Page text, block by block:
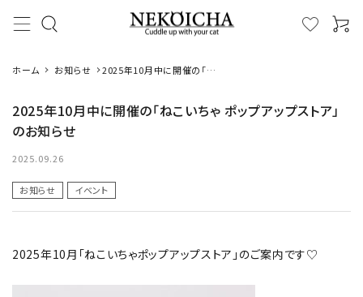
カテゴリーから探す
ハンドケア
ホーム お知らせ
2025年10月中に開催の「ね
2025年10月中に開催の「ねこいちゃ ポップアップストア」
のお知らせ
2025.09.26
お知らせ イベント
2025年10月「ねこいちゃポップアップストア」のご案内です♡